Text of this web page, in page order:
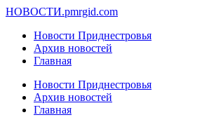
НОВОСТИ.pmrgid.com
Новости Приднестровья
Архив новостей
Главная
Новости Приднестровья
Архив новостей
Главная